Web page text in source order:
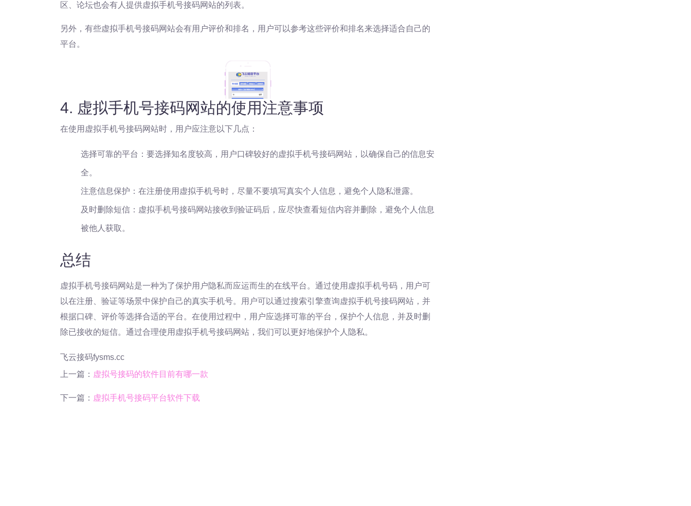
区、论坛也会有人提供虚拟手机号接码网站的列表。
另外，有些虚拟手机号接码网站会有用户评价和排名，用户可以参考这些评价和排名来选择适合自己的
平台。
4. 虚拟手机号接码网站的使用注意事项
在使用虚拟手机号接码网站时，用户应注意以下几点：
选择可靠的平台：要选择知名度较高，用户口碑较好的虚拟手机号接码网站，以确保自己的信息安
全。
注意信息保护：在注册使用虚拟手机号时，尽量不要填写真实个人信息，避免个人隐私泄露。
及时删除短信：虚拟手机号接码网站接收到验证码后，应尽快查看短信内容并删除，避免个人信息
被他人获取。
总结
虚拟手机号接码网站是一种为了保护用户隐私而应运而生的在线平台。通过使用虚拟手机号码，用户可
以在注册、验证等场景中保护自己的真实手机号。用户可以通过搜索引擎查询虚拟手机号接码网站，并
根据口碑、评价等选择合适的平台。在使用过程中，用户应选择可靠的平台，保护个人信息，并及时删
除已接收的短信。通过合理使用虚拟手机号接码网站，我们可以更好地保护个人隐私。
飞云接码fysms.cc
上一篇： 虚拟号接码的软件目前有哪一款
下一篇： 虚拟手机号接码平台软件下载